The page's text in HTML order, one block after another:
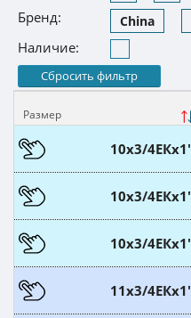
Бренд: China
Наличие:
Сбросить фильтр
Размер
10х3/4ЕКx1'
10х3/4ЕКx1'
10х3/4ЕКx1'
11х3/4ЕКx1'